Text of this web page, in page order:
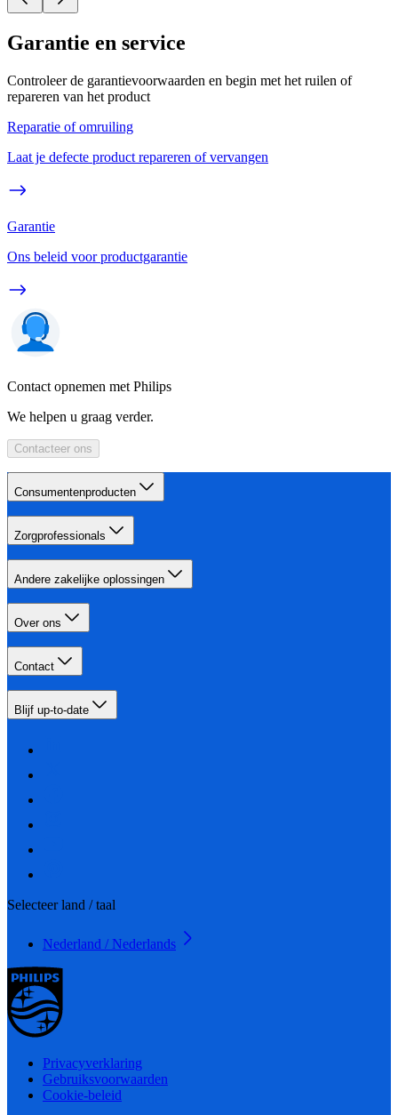
Garantie en service
Controleer de garantievoorwaarden en begin met het ruilen of
repareren van het product
Reparatie of omruiling
Laat je defecte product repareren of vervangen
Garantie
Ons beleid voor productgarantie
Contact opnemen met Philips
We helpen u graag verder.
Contacteer ons
Consumentenproducten
Zorgprofessionals
Andere zakelijke oplossingen
Over ons
Contact
Blijf up-to-date
Selecteer land / taal
Nederland / Nederlands
Privacyverklaring
Gebruiksvoorwaarden
Cookie-beleid